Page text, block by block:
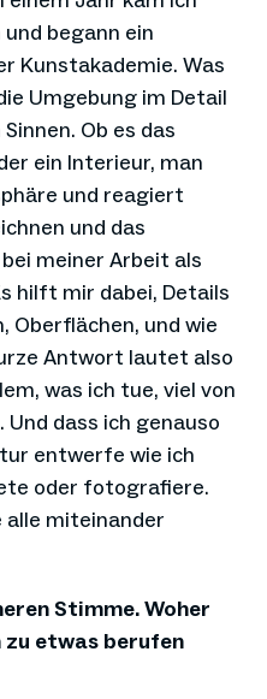
begann ein
Kunstakademie. Was
Umgebung im Detail
Ob es das
ein Interieur, man
und reagiert
und das
meiner Arbeit als
hilft mir dabei, Details
Oberflächen, und wie
Antwort lautet also
was ich tue, viel von
dass ich genauso
entwerfe wie ich
oder fotografiere.
alle miteinander
Stimme. Woher
zu etwas berufen